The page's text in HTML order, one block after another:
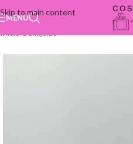
Skip to main content
MENU